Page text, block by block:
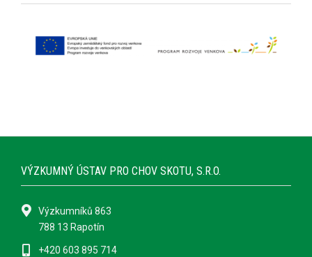
VÝZKUMNÝ ÚSTAV PRO CHOV SKOTU, S.R.O.
Výzkumníků 863
788 13 Rapotín
+420 603 895 714